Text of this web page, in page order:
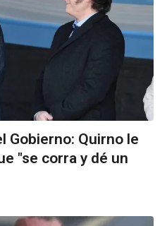
Gobierno: Quirno le
"se corra y dé un